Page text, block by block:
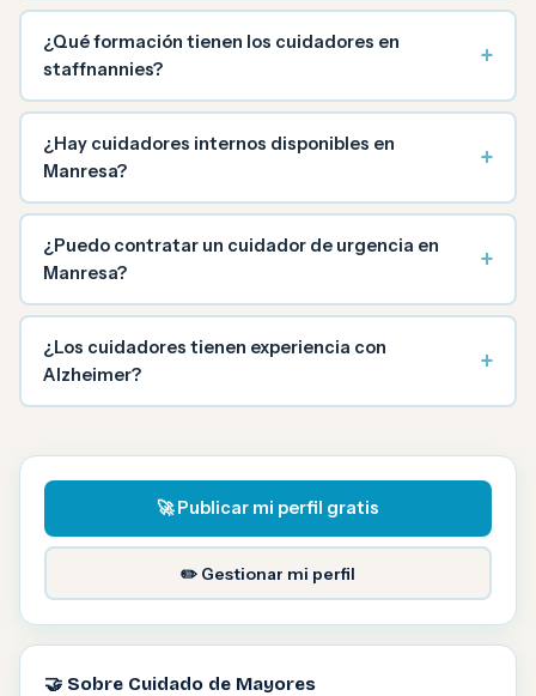
¿Qué formación tienen los cuidadores en
staffnannies?
+
¿Hay cuidadores internos disponibles en
Manresa?
+
¿Puedo contratar un cuidador de urgencia en
Manresa?
+
¿Los cuidadores tienen experiencia con
Alzheimer?
+
🚀 Publicar mi perfil gratis
✏️ Gestionar mi perfil
🤝 Sobre Cuidado de Mayores